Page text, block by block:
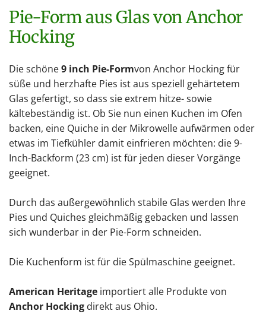
Pie-Form aus Glas von Anchor
Hocking
Die schöne9 inch Pie-Formvon Anchor Hocking für
süße und herzhafte Pies ist aus speziell gehärtetem
Glas gefertigt, so dass sie extrem hitze- sowie
kältebeständig ist. Ob Sie nun einen Kuchen im Ofen
backen, eine Quiche in der Mikrowelle aufwärmen oder
etwas im Tiefkühler damit einfrieren möchten: die 9-
Inch-Backform (23 cm) ist für jeden dieser Vorgänge
geeignet.
Durch das außergewöhnlich stabile Glas werden Ihre
Pies und Quiches gleichmäßig gebacken und lassen
sich wunderbar in der Pie-Form schneiden.
Die Kuchenform ist für die Spülmaschine geeignet.
American Heritage importiert alle Produkte von
Anchor Hocking direkt aus Ohio.